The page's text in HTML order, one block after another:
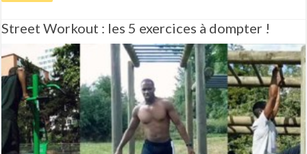
Street Workout : les 5 exercices à dompter !